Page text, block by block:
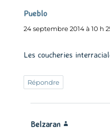
Pueblo
24 septembre 2014 à 10 h
Les coucheries
Répondre
Belzaran